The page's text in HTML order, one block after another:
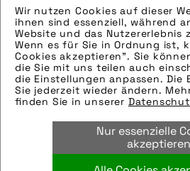
Wir nutzen Cookies auf dieser
ihnen sind essenziell, während
Website und das Nutzererlebnis
Wenn es für Sie in Ordnung ist,
Cookies akzeptieren". Sie
die Sie mit uns teilen auch
die Einstellungen anpassen. Die
Sie jederzeit wieder ändern.
finden Sie in unserer
Nur essenzielle
akzeptieren
Die technischen Details
eingefügt. Sie können uns
Mail oder Telefon
weiter.
Bilder
Die technischen Details
eingefügt. Sie können uns
Mail oder Telefon
weiter.